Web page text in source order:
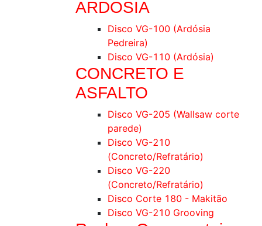
ARDOSIA
Disco VG-100 (Ardósia
Pedreira)
Disco VG-110 (Ardósia)
CONCRETO E
ASFALTO
Disco VG-205 (Wallsaw corte
parede)
Disco VG-210
(Concreto/Refratário)
Disco VG-220
(Concreto/Refratário)
Disco Corte 180 - Makitão
Disco VG-210 Grooving